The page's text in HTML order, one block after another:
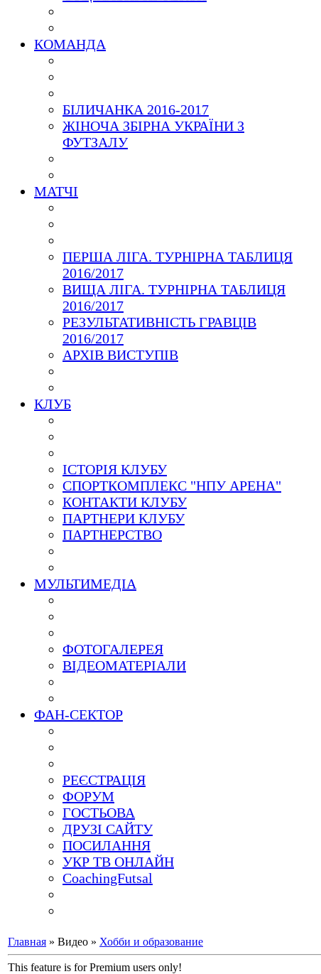
КОМАНДА
БІЛИЧАНКА 2016-2017
ЖІНОЧА ЗБІРНА УКРАЇНИ З
ФУТЗАЛУ
МАТЧІ
ПЕРША ЛІГА. ТУРНІРНА ТАБЛИЦЯ
2016/2017
ВИЩА ЛІГА. ТУРНІРНА ТАБЛИЦЯ
2016/2017
РЕЗУЛЬТАТИВНІСТЬ ГРАВЦІВ
2016/2017
АРХІВ ВИСТУПІВ
КЛУБ
ІСТОРІЯ КЛУБУ
СПОРТКОМПЛЕКС "НПУ АРЕНА"
КОНТАКТИ КЛУБУ
ПАРТНЕРИ КЛУБУ
ПАРТНЕРСТВО
МУЛЬТИМЕДІА
ФОТОГАЛЕРЕЯ
ВІДЕОМАТЕРІАЛИ
ФАН-СЕКТОР
РЕЄСТРАЦІЯ
ФОРУМ
ГОСТЬОВА
ДРУЗІ САЙТУ
ПОСИЛАННЯ
УКР ТВ ОНЛАЙН
CoachingFutsal
Главная » Видео » Хобби и образование
This feature is for Premium users only!